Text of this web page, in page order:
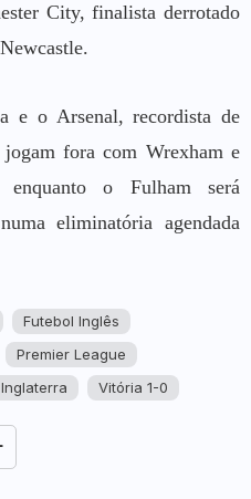
City, finalista derrotado
e o Arsenal, recordista de
fora com Wrexham e
enquanto o Fulham será
eliminatória agendada
Futebol Inglês
Premier League
Vitória 1-0